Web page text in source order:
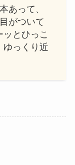
あって、
がついて
とひっこ
ゆっくり近